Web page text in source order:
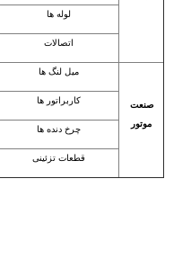
لوله ها
اتصالات
صنعت
موتور
میل لنگ ها
کاربراتور ها
چرخ دنده ها
قطعات تزئینی